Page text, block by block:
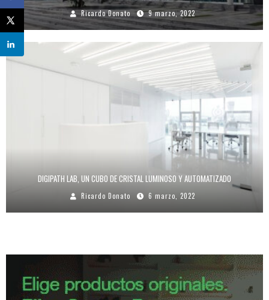
Ricardo Donato 9 marzo, 2022
DIGIPATH LAB, UN CUBO DE CRISTAL LUMINOSO Y AUTOMATIZADO
Ricardo Donato 6 marzo, 2022